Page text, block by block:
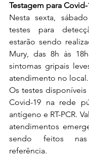
Testagem para Covid-
Nesta sexta,
testes para
estarão sendo
Mury, das 8h às
sintomas gripais
atendimento no local.
Os testes
Covid-19 na rede
antígeno e RT-PCR.
atendimentos
sendo feitos
referência.